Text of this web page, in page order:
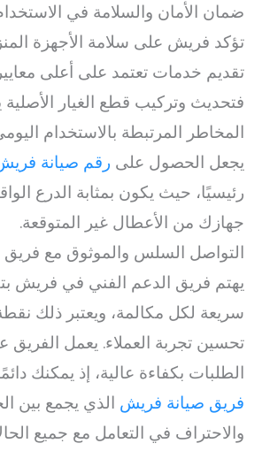
ضمان الأمان والسلامة في
تؤكد فريش على سلامة الأجهزة
تقديم خدمات تعتمد على أعلى
فتحديث وتركيب قطع الغيار
المخاطر المرتبطة بالاستخدام
يجعل الحصول على رقم صيانة
رئيسيًا، حيث يكون بمثابة الدرع
جهازك من الأعطال غير المتوقعة.
التواصل السلس والموثوق مع فريق
يهتم فريق الدعم الفني في فريش
سريعة لكل مكالمة، ويعتبر ذلك
تحسين تجربة العملاء. يعمل الفريق
الطلبات بكفاءة عالية، إذ يمكنك
فريق صيانة فريش الذي يجمع بين
والاحتراف في التعامل مع جميع